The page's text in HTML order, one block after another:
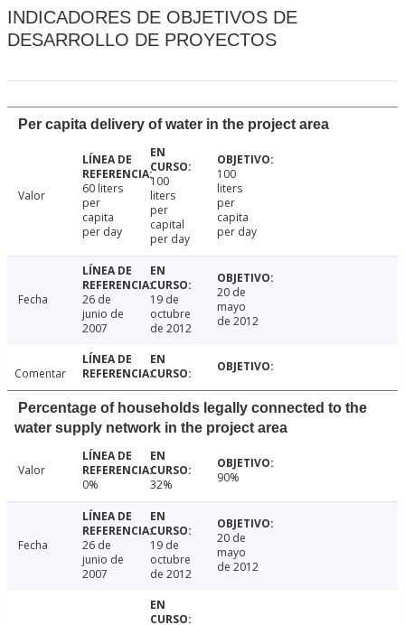
INDICADORES DE OBJETIVOS DE
DESARROLLO DE PROYECTOS
Per capita delivery of water in the project area
Valor
60 liters
per
capita
per day
100
liters
per
capital
per day
100
liters
per
capita
per day
Fecha
26 de
junio de
2007
19 de
octubre
de 2012
20 de
mayo
de 2012
Comentar
Percentage of households legally connected to the
water supply network in the project area
Valor
0%
32% 90%
Fecha
26 de
junio de
2007
19 de
octubre
de 2012
20 de
mayo
de 2012